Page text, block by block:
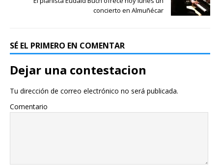
concierto en Almuñécar
SÉ EL PRIMERO EN COMENTAR
Dejar una contestacion
Tu dirección de correo electrónico no será publicada.
Comentario